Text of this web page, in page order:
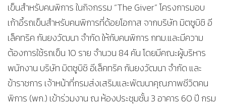
เข็นสำหรับคนพิการ ในกิจกรรม “The Giver” โครงการมอบ
เก้าอี้รถเข็นสำหรับคนพิการที่ด้อยโอกาส จากบริษัท มิตซูบิชิ อี
เล็คทริค กันยงวัฒนา จำกัด ให้กับคนพิการ กทม.และมีความ
ต้องการใช้รถเข็น 10 ราย จำนวน 84 คัน โดยมีคณะผู้บริหาร
พนักงาน บริษัท มิตซูบิชิ อีเล็คทริค กันยงวัฒนา จำกัด และ
ข้าราชการ เจ้าหน้าที่กรมส่งเสริมและพัฒนาคุณภาพชีวิตคน
พิการ (พก.) เข้าร่วมงาน ณ ห้องประชุมชั้น 3 อาคาร 60 ปี กรม